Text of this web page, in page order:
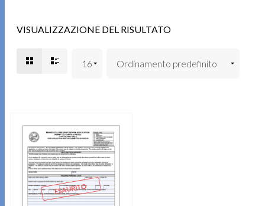
VISUALIZZAZIONE DEL RISULTATO
ESAURITO